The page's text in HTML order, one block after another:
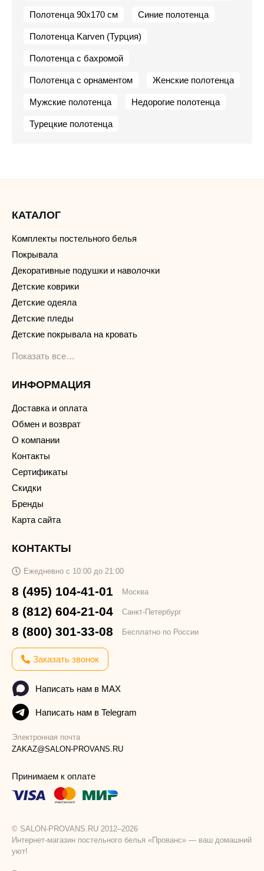
Полотенца 90х170 см Синие полотенца
Полотенца Karven (Турция)
Полотенца с бахромой
Полотенца с орнаментом Женские полотенца
Мужские полотенца Недорогие полотенца
Турецкие полотенца
КАТАЛОГ
Комплекты постельного белья
Покрывала
Декоративные подушки и наволочки
Детские коврики
Детские одеяла
Детские пледы
Детские покрывала на кровать
Показать все…
ИНФОРМАЦИЯ
Доставка и оплата
Обмен и возврат
О компании
Контакты
Сертификаты
Скидки
Бренды
Карта сайта
КОНТАКТЫ
Ежедневно с 10:00 до 21:00
8 (495) 104-41-01 Москва
8 (812) 604-21-04 Санкт-Петербург
8 (800) 301-33-08 Бесплатно по России
Заказать звонок
Написать нам в MAX
Написать нам в Telegram
Электронная почта
ZAKAZ@SALON-PROVANS.RU
Принимаем к оплате
© SALON-PROVANS.RU 2012–2026
Интернет-магазин постельного белья «Прованс» — ваш домашний
уют!